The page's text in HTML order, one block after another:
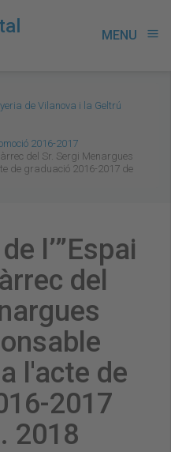
MENU menu
de Vilanova i la Geltrú
2016-2017
del Sr. Sergi Menargues
de graduació 2016-2017 de
l’”Espai
del
l'acte de
2017
2018